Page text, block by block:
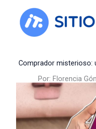
content
Comprador misterioso:
Por: Florencia